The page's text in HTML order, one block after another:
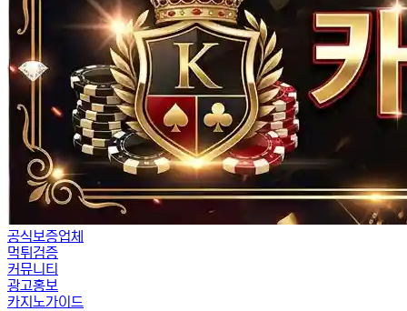
공식보증업체
먹튀검증
커뮤니티
광고홍보
카지노가이드